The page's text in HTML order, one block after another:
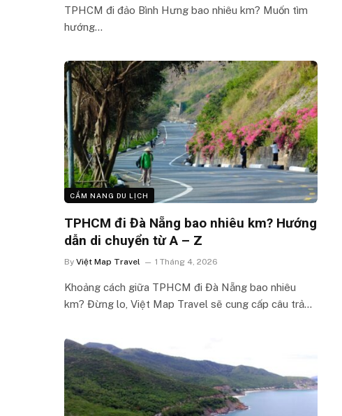
TPHCM đi đảo Bình Hưng bao nhiêu km? Muốn tìm
hướng…
CẨM NANG DU LỊCH
TPHCM đi Đà Nẵng bao nhiêu km? Hướng
dẫn di chuyển từ A – Z
By Việt Map Travel 1 Tháng 4, 2026
Khoảng cách giữa TPHCM đi Đà Nẵng bao nhiêu
km? Đừng lo, Việt Map Travel sẽ cung cấp câu trả…